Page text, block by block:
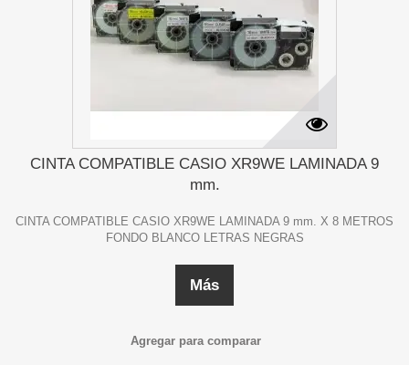
CINTA COMPATIBLE CASIO XR9WE LAMINADA 9
mm.
CINTA COMPATIBLE CASIO XR9WE LAMINADA 9 mm. X 8 METROS
FONDO BLANCO LETRAS NEGRAS
Más
Agregar para comparar